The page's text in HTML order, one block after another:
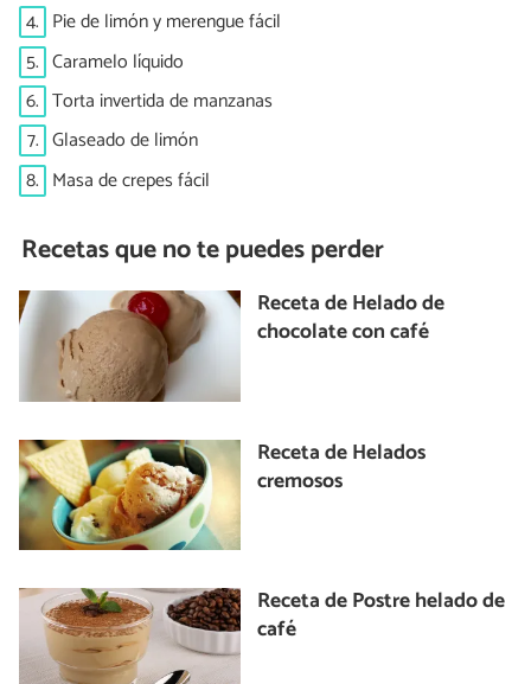
4. Pie de limón y merengue fácil
5. Caramelo líquido
6. Torta invertida de manzanas
7. Glaseado de limón
8. Masa de crepes fácil
Recetas que no te puedes perder
Receta de Helado de
chocolate con café
Receta de Helados
cremosos
Receta de Postre helado de
café